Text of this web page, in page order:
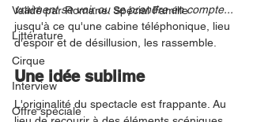
Validé par Romane. Spécial Famille
Littérature
Cirque
Interview
Offre spéciale
vraiment se voir ou se prendre en compte...
jusqu'à ce qu'une cabine téléphonique, lieu
d'espoir et de désillusion, les rassemble.
Une idée sublime
L'originalité du spectacle est frappante. Au